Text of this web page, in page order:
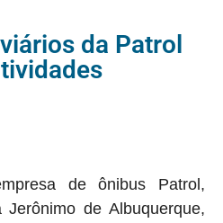
da Patrol
de ônibus Patrol,
Jerônimo de Albuquerque,